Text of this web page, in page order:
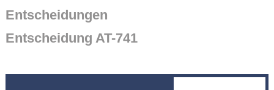
Normtexte
Rechtsprechung
Entscheidungen
Entscheidung AT-741